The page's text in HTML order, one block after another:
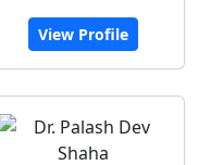
View Profile